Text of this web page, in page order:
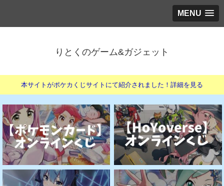
MENU
りとくのゲーム&ガジェット
本サイトがポケカくじサイトにて紹介されました！詳細を見る